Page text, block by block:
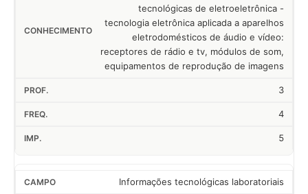
tecnológicas de eletroeletrônica -
tecnologia eletrônica aplicada a aparelhos
eletrodomésticos de áudio e vídeo:
receptores de rádio e tv, módulos de som,
equipamentos de reprodução de imagens
3
4
5
Informações tecnológicas laboratoriais